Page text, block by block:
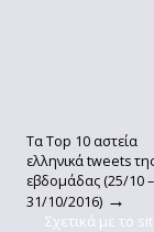
Τα Top 10 αστεία
ελληνικά tweets
εβδομάδας (25/10 –
31/10/2016) →
Σχετικά με το